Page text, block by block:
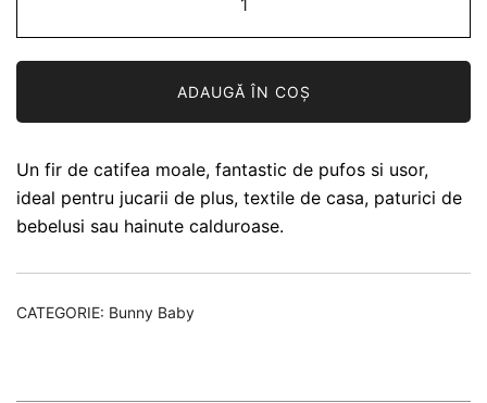
Catifea
Wolans
Baby
17
ADAUGĂ ÎN COȘ
Un fir de catifea moale, fantastic de pufos si usor,
ideal pentru jucarii de plus, textile de casa, paturici de
bebelusi sau hainute calduroase.
CATEGORIE: Bunny Baby